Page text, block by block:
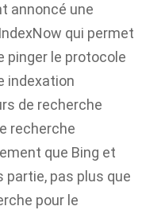
annoncé une
qui permet
pinger le protocole
indexation
de recherche
recherche
que Bing et
partie, pas plus que
pour le